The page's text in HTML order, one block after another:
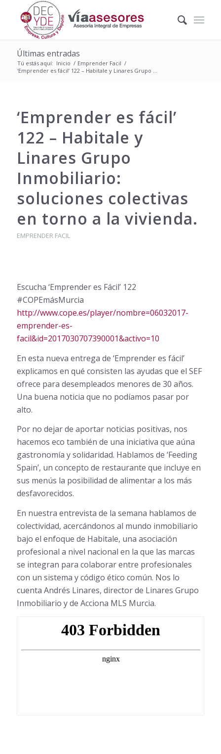
Últimas entradas
Tú estás aquí: Inicio / Emprender Facil /
‘Emprender es fácil’ 122 – Habitale y Linares Grupo ...
‘Emprender es fácil’
122 – Habitale y
Linares Grupo
Inmobiliario:
soluciones colectivas
en torno a la vivienda.
EMPRENDER FACIL
Escucha ‘Emprender es Fácil’ 122
#COPEmásMurcia
http://www.cope.es/player/nombre=06032017-
emprender-es-
facil&id=2017030707390001&activo=10
En esta nueva entrega de ‘Emprender es fácil’
explicamos en qué consisten las ayudas que el SEF
ofrece para desempleados menores de 30 años.
Una buena noticia que no podíamos pasar por
alto.
Por no dejar de aportar noticias positivas, nos
hacemos eco también de una iniciativa que aúna
gastronomía y solidaridad. Hablamos de ‘Feeding
Spain’, un concepto de restaurante que incluye en
sus menús la posibilidad de alimentar a los más
desfavorecidos.
En nuestra entrevista de la semana hablamos de
colectividad, acercándonos al mundo inmobiliario
bajo el enfoque de Habitale, una asociación
profesional a nivel nacional en la que las marcas
se integran para colaborar entre profesionales
con un sistema y código ético común. Nos lo
cuenta Andrés Linares, director de Linares Grupo
Inmobiliario y de Acciona MLS Murcia.